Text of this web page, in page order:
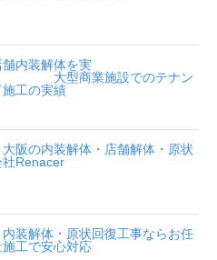
内装解体を実
施設でのテナン
施工の実績
大阪の内装解体・店舗解体・原状
社Renacer
装解体・原状回復工事ならお任
工で安心対応